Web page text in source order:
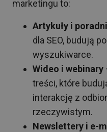
marketingu to:
Artykuły i
dla SEO, budują
wyszukiwarce.
Wideo i webinary
treści, które
interakcję z
rzeczywistym.
Newslettery i e-